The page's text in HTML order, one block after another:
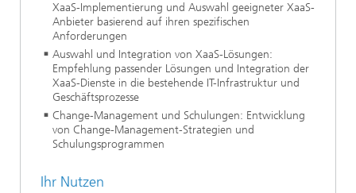
XaaS-Implementierung und Auswahl geeigneter XaaS-
Anbieter basierend auf ihren spezifischen
Anforderungen
Auswahl und Integration von XaaS-Lösungen:
Empfehlung passender Lösungen und Integration der
XaaS-Dienste in die bestehende IT-Infrastruktur und
Geschäftsprozesse
Change-Management und Schulungen: Entwicklung
von Change-Management-Strategien und
Schulungsprogrammen
Ihr Nutzen